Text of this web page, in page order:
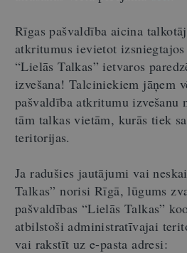
Rīgas pašvaldība aicina
atkritumus ievietot
“Lielās Talkas” ietvaros
izvešana! Talciniekiem jāņem
pašvaldība atkritumu izvešanu
tām talkas vietām, kurās tiek
teritorijas.
Ja radušies jautājumi vai
Talkas” norisi Rīgā, lūgums
pašvaldības “Lielās Talkas”
atbilstoši administratīvajai
vai rakstīt uz e-pasta adresi: